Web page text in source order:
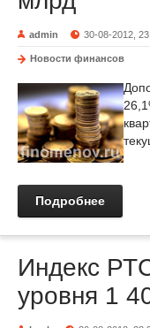
admin 30-08-2012,
Новости финансов
Подробнее
Индекс
уровня 1